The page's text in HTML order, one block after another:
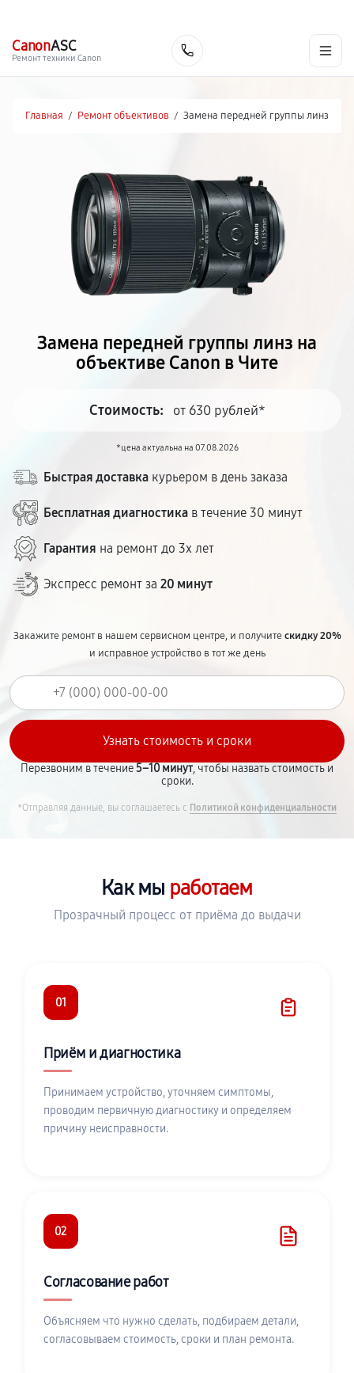
CanonASC
Ремонт техники Canon
Главная / Ремонт объективов / Замена передней группы линз
Замена передней группы линз на
объективе Canon в Чите
Стоимость: от 630 рублей*
*цена актуальна на 07.08.2026
Быстрая доставка курьером в день заказа
Бесплатная диагностика в течение 30 минут
Гарантия на ремонт до 3х лет
Экспресс ремонт за 20 минут
Закажите ремонт в нашем сервисном центре, и получитескидку 20%
и исправное устройство в тот же день
Перезвоним в течение5–10 минут, чтобы назвать стоимость и
сроки.
*Отправляя данные, вы соглашаетесь с Политикой конфиденциальности
Как мы работаем
Прозрачный процесс от приёма до выдачи
01
Приём и диагностика
Принимаем устройство, уточняем симптомы,
проводим первичную диагностику и определяем
причину неисправности.
02
Согласование работ
Объясняем что нужно сделать, подбираем детали,
согласовываем стоимость, сроки и план ремонта.